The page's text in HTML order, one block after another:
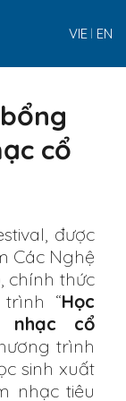
VIE EN
cổ
được
Các Nghệ
chính thức
“Học
nhạc cổ
trình
sinh xuất
nhạc tiêu